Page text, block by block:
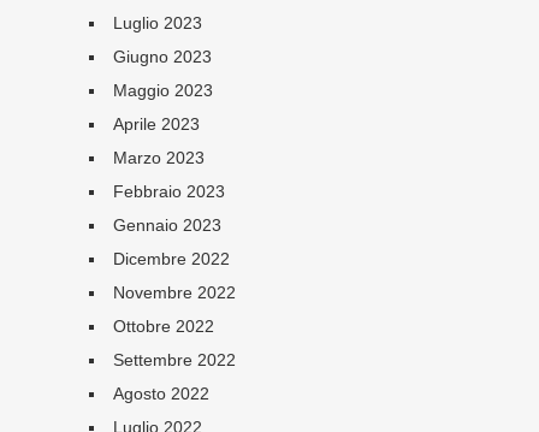
Luglio 2023
Giugno 2023
Maggio 2023
Aprile 2023
Marzo 2023
Febbraio 2023
Gennaio 2023
Dicembre 2022
Novembre 2022
Ottobre 2022
Settembre 2022
Agosto 2022
Luglio 2022